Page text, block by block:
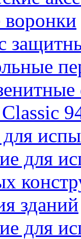
для
зданий
для